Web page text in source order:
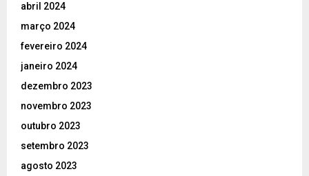
abril 2024
março 2024
fevereiro 2024
janeiro 2024
dezembro 2023
novembro 2023
outubro 2023
setembro 2023
agosto 2023